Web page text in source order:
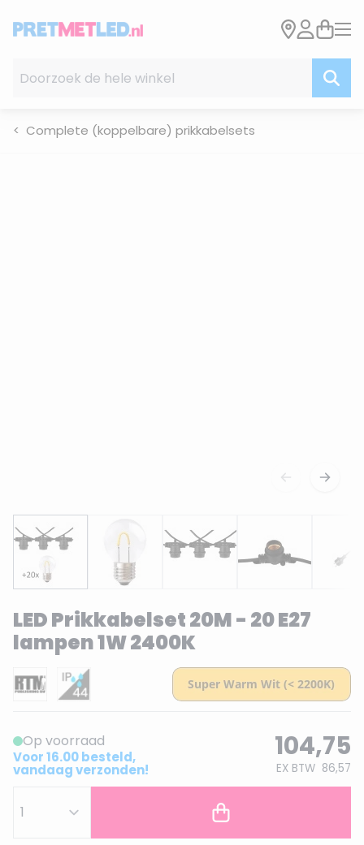
Complete (koppelbare) prikkabelsets
LED Prikkabelset 20M - 20 E27
lampen 1W 2400K
Op voorraad
Voor 16.00 besteld,
vandaag verzonden!
104,75
EX BTW 86,57